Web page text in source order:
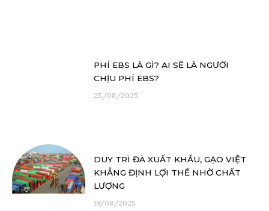
PHÍ EBS LÀ GÌ? AI SẼ LÀ NGƯỜI
CHỊU PHÍ EBS?
25/08/2025
DUY TRÌ ĐÀ XUẤT KHẨU, GẠO VIỆT
KHẲNG ĐỊNH LỢI THẾ NHỜ CHẤT
LƯỢNG
19/08/2025